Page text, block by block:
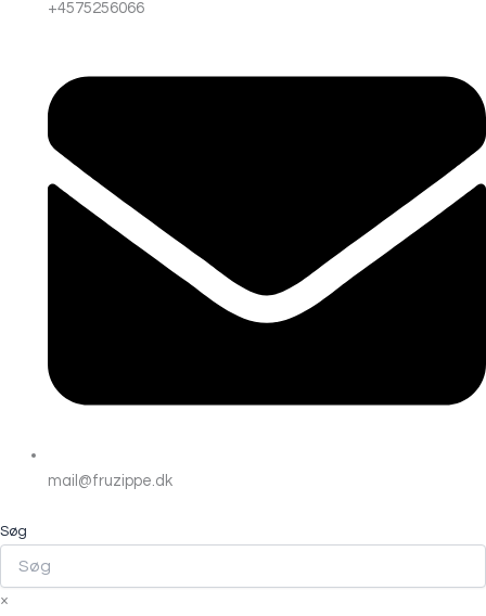
+4575256066
mail@fruzippe.dk
Søg
×